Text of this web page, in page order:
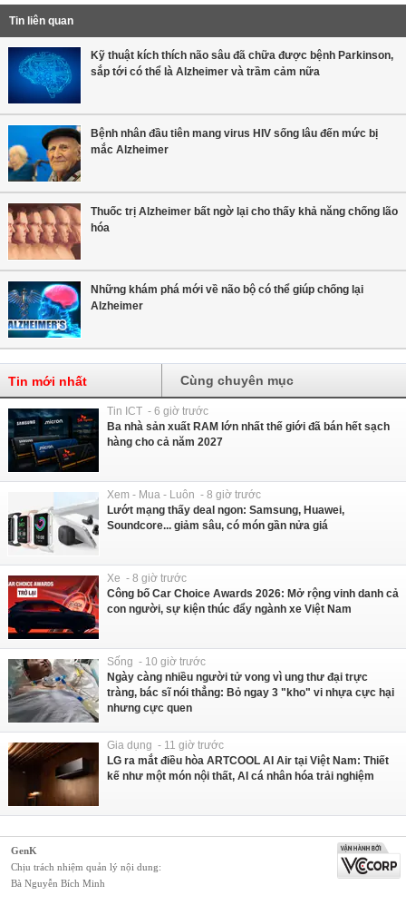
Tin liên quan
Kỹ thuật kích thích não sâu đã chữa được bệnh Parkinson,
sắp tới có thể là Alzheimer và trầm cảm nữa
Bệnh nhân đầu tiên mang virus HIV sống lâu đến mức bị
mắc Alzheimer
Thuốc trị Alzheimer bất ngờ lại cho thấy khả năng chống lão
hóa
Những khám phá mới về não bộ có thể giúp chống lại
Alzheimer
Tin mới nhất Cùng chuyên mục
Tin ICT - 6 giờ trước
Ba nhà sản xuất RAM lớn nhất thế giới đã bán hết sạch
hàng cho cả năm 2027
Xem - Mua - Luôn - 8 giờ trước
Lướt mạng thấy deal ngon: Samsung, Huawei,
Soundcore... giảm sâu, có món gần nửa giá
Xe - 8 giờ trước
Công bố Car Choice Awards 2026: Mở rộng vinh danh cả
con người, sự kiện thúc đẩy ngành xe Việt Nam
Sống - 10 giờ trước
Ngày càng nhiều người tử vong vì ung thư đại trực
tràng, bác sĩ nói thẳng: Bỏ ngay 3 "kho" vi nhựa cực hại
nhưng cực quen
Gia dụng - 11 giờ trước
LG ra mắt điều hòa ARTCOOL AI Air tại Việt Nam: Thiết
kế như một món nội thất, AI cá nhân hóa trải nghiệm
GenK
Chịu trách nhiệm quản lý nội dung:
Bà Nguyễn Bích Minh